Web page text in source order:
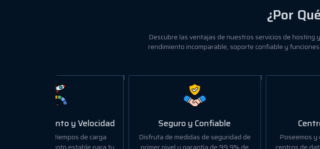
¿Por
Descubre las ventajas de nuestros servicios de hosting
rendimiento incomparable, soporte confiable y
Seguro y Confiable
Disfruta de medidas de seguridad de
Centros de Datos
Poseemos y colaboramos con seis